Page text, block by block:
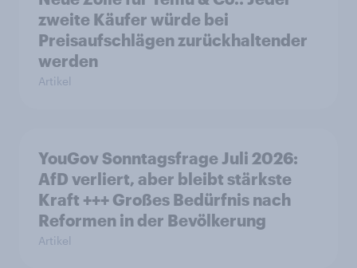
zweite Käufer würde bei
Preisaufschlägen zurückhaltender
werden
Artikel
YouGov Sonntagsfrage Juli 2026:
AfD verliert, aber bleibt stärkste
Kraft +++ Großes Bedürfnis nach
Reformen in der Bevölkerung
Artikel